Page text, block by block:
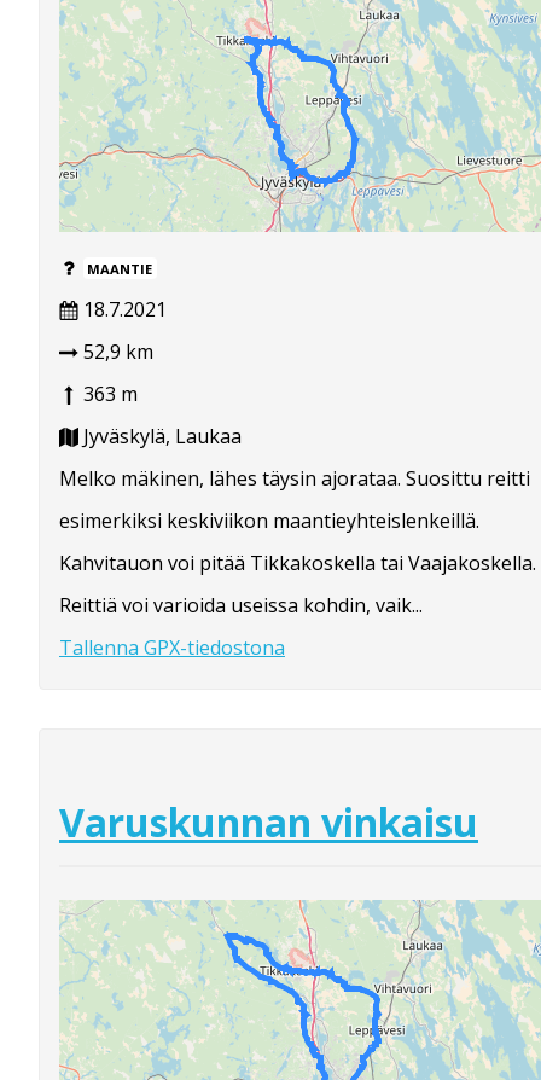
MAANTIE
18.7.2021
52,9 km
363 m
Jyväskylä, Laukaa
Melko mäkinen, lähes täysin ajorataa. Suosittu reitti
esimerkiksi keskiviikon maantieyhteislenkeillä.
Kahvitauon voi pitää Tikkakoskella tai Vaajakoskella.
Reittiä voi varioida useissa kohdin, vaik...
Tallenna GPX-tiedostona
Varuskunnan vinkaisu